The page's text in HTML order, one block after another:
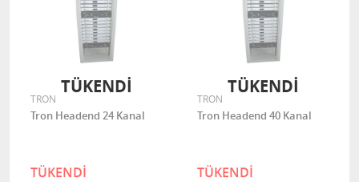
TRON
Tron Headend 24 Kanal
TÜKENDİ
TÜKENDİ
TRON
Tron Headend 40 Kanal
TÜKENDİ
TÜKENDİ